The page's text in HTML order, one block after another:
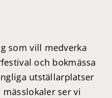
som vill medverka
och bokmässa
utställarplatser
ser vi